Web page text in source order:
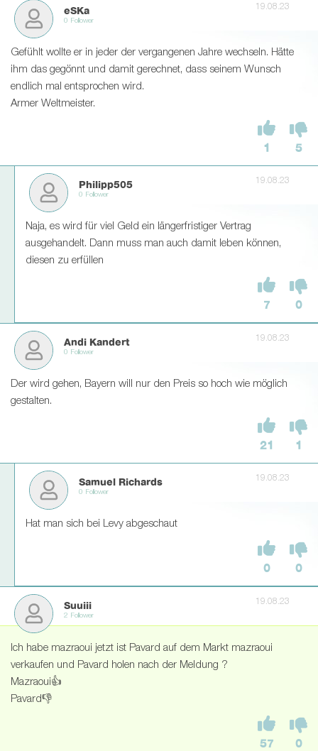
eSKa
0 Follower
19.08.23
Gefühlt wollte er in jeder der vergangenen Jahre wechseln. Hätte
ihm das gegönnt und damit gerechnet, dass seinem Wunsch
endlich mal entsprochen wird.
Armer Weltmeister.
1 5
Philipp505
0 Follower
19.08.23
Naja, es wird für viel Geld ein längerfristiger Vertrag
ausgehandelt. Dann muss man auch damit leben können,
diesen zu erfüllen
7 0
Andi Kandert
0 Follower
19.08.23
Der wird gehen, Bayern will nur den Preis so hoch wie möglich
gestalten.
21 1
Samuel Richards
0 Follower
19.08.23
Hat man sich bei Levy abgeschaut
0 0
Suuiii
2 Follower
19.08.23
Ich habe mazraoui jetzt ist Pavard auf dem Markt mazraoui
verkaufen und Pavard holen nach der Meldung ?
Mazraoui👍
Pavard👎
57 0